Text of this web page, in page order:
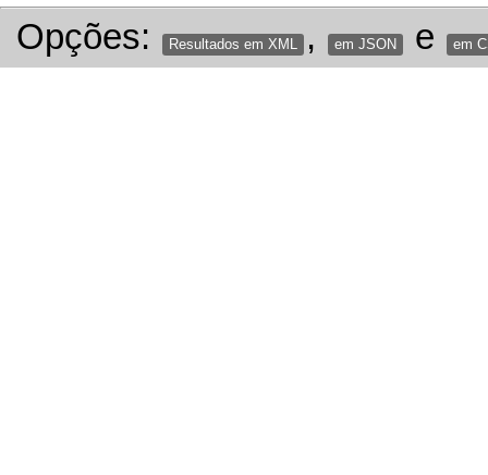
Opções: Resultados em XML , em JSON e em